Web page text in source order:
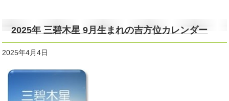
2025年 三碧木星 9月生まれの吉方位カレンダー
2025年4月4日